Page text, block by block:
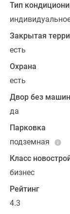
массивы
и
представленных
лотов
первой
очереди
варьируется
от
25
101
кв.
м,
в
Тип
Закрытая
есть
Охрана
есть
Двор без машин
да
Парковка
подземная
Класс
бизнес
Рейтинг
4.3